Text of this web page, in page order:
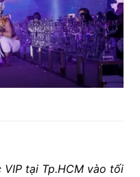
tại Tp.HCM vào tối